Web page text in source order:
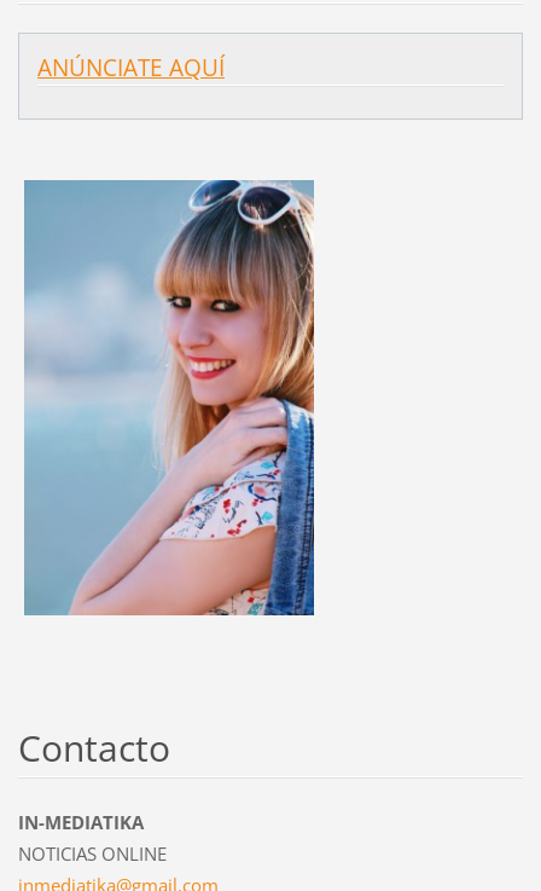
ANÚNCIATE AQUÍ
Contacto
IN-MEDIATIKA
NOTICIAS ONLINE
inmediatika@gmail.com